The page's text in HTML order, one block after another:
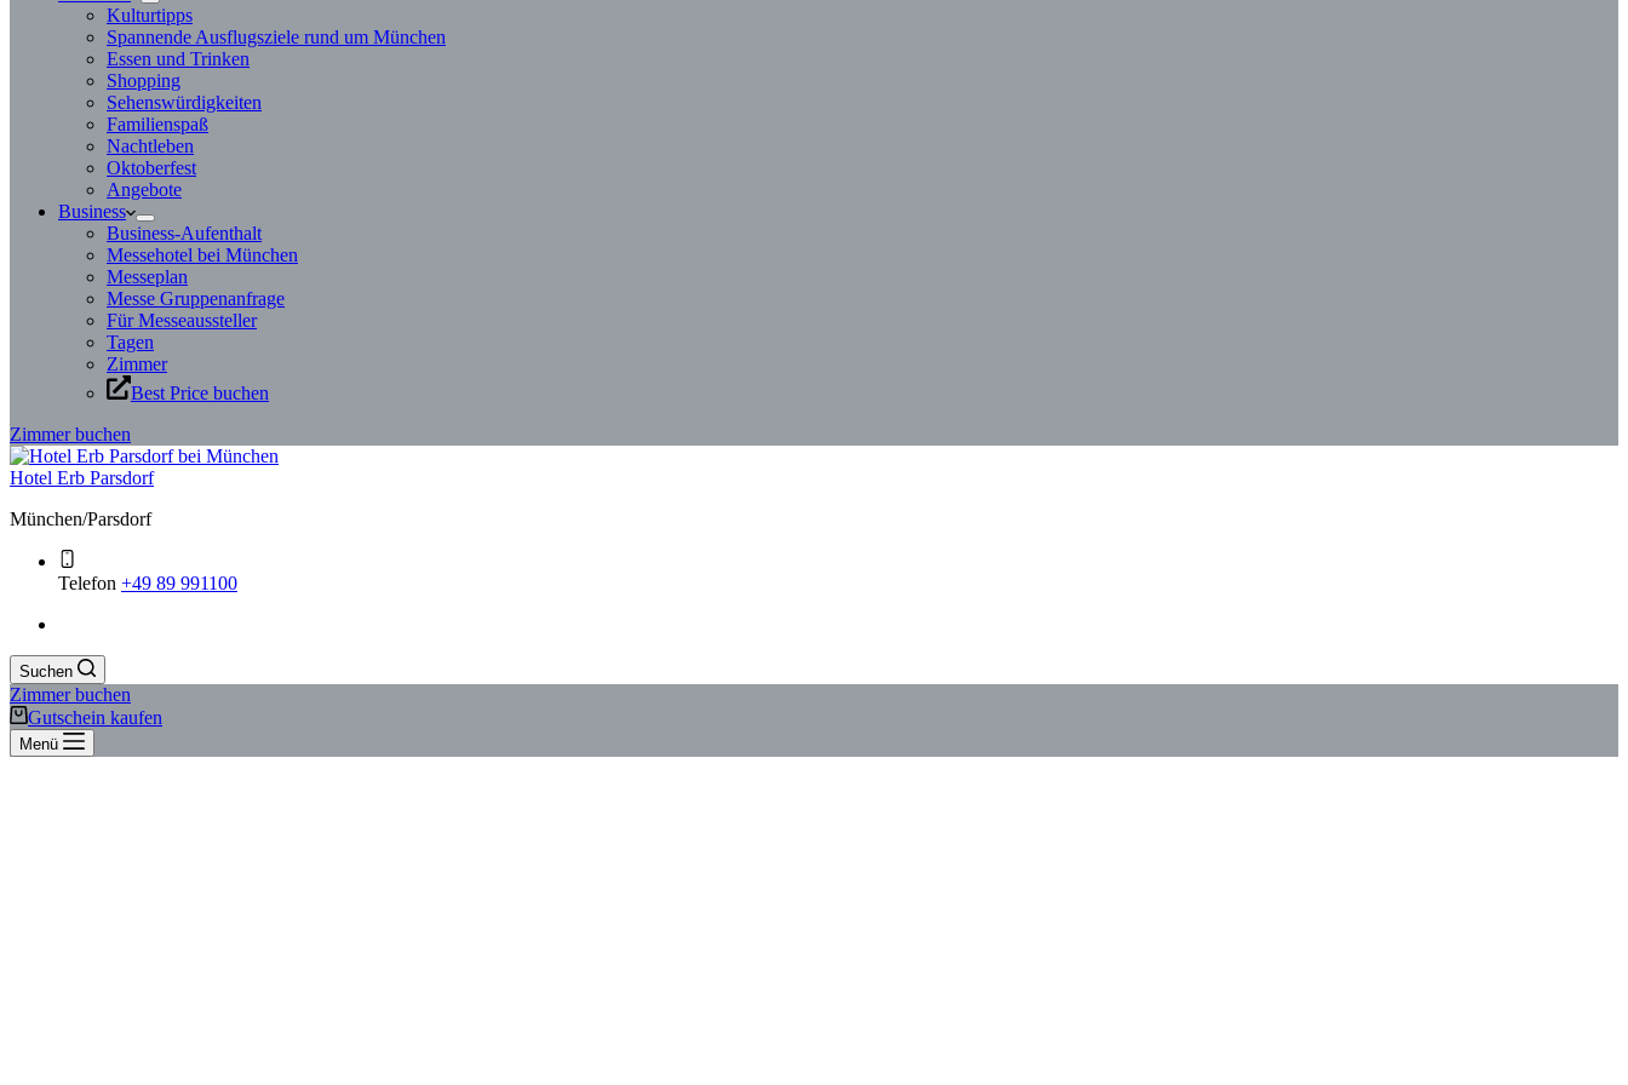
Kulturtipps
Spannende Ausflugsziele rund um München
Essen und Trinken
Shopping
Sehenswürdigkeiten
Familienspaß
Nachtleben
Oktoberfest
Angebote
Business
Business-Aufenthalt
Messehotel bei München
Messeplan
Messe Gruppenanfrage
Für Messeaussteller
Tagen
Zimmer
Best Price buchen
Zimmer buchen
Hotel Erb Parsdorf
München/Parsdorf
Telefon +49 89 991100
Suchen
Zimmer buchen
Gutschein kaufen
Menü